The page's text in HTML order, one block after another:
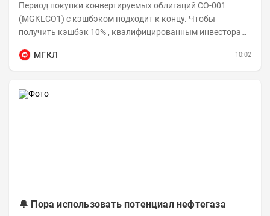
Период покупки конвертируемых облигаций СО-001
(MGKLCO1) с кэшбэком подходит к концу. Чтобы
получить кэшбэк 10% , квалифицированным инвесторам
МГКЛ
10:02
🔔 Пора использовать потенциал нефтегаза